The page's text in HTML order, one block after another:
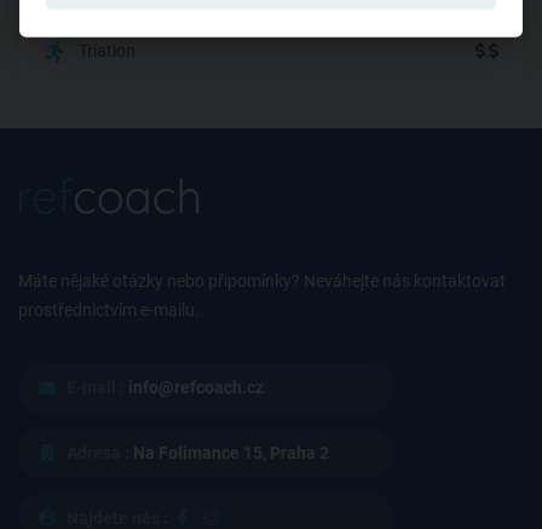
Máte nějaké otázky nebo připomínky? Neváhejte nás kontaktovat
prostřednictvím e-mailu.
info@refcoach.cz
Na Folimance 15, Praha 2